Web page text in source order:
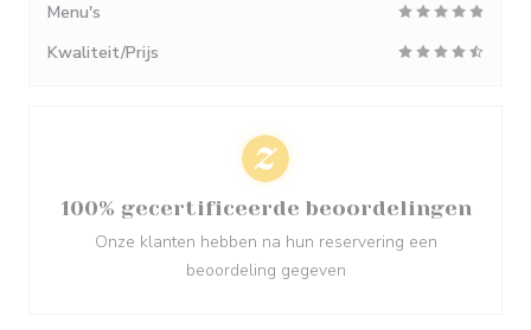
Menu's
Kwaliteit/Prijs
100% gecertificeerde beoordelingen
Onze klanten hebben na hun reservering een
beoordeling gegeven